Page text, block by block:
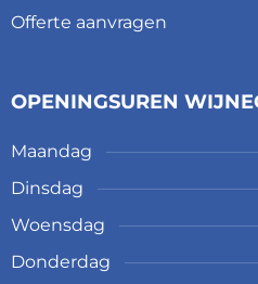
Offerte aanvragen
OPENINGSUREN
Maandag
Dinsdag
Woensdag
Donderdag